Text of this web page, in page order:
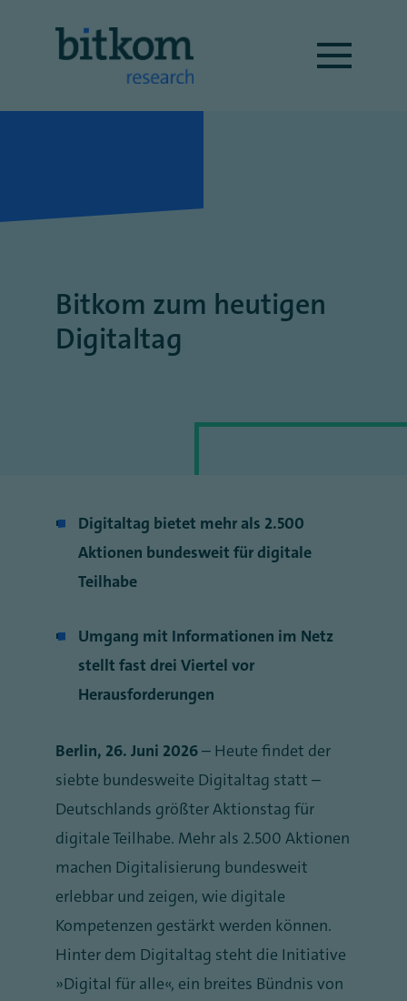
Bitkom zum heutigen
Digitaltag
Digitaltag bietet mehr als 2.500
Aktionen bundesweit für digitale
Teilhabe
Umgang mit Informationen im Netz
stellt fast drei Viertel vor
Herausforderungen
Berlin, 26. Juni 2026– Heute findet der
siebte bundesweite Digitaltag statt –
Deutschlands größter Aktionstag für
digitale Teilhabe. Mehr als 2.500 Aktionen
machen Digitalisierung bundesweit
erlebbar und zeigen, wie digitale
Kompetenzen gestärkt werden können.
Hinter dem Digitaltag steht die Initiative
„Digital für alle“, ein breites Bündnis von